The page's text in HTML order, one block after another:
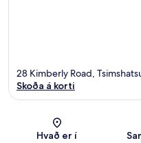
28 Kimberly Road,
Skoða á korti
Hvað er í